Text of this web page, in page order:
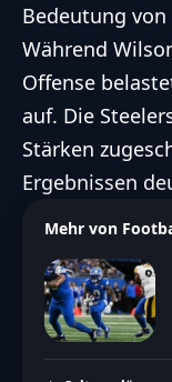
Bedeutung
Während
Offense
auf. Die
Stärken
Ergebnissen
Mehr von